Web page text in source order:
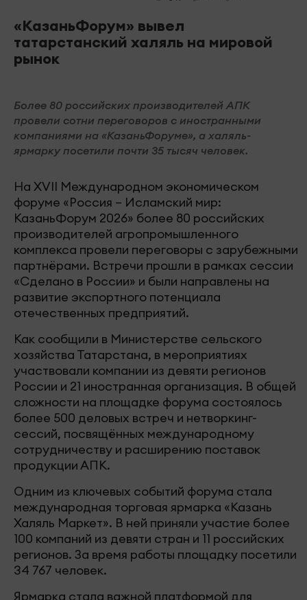
«КазаньФорум» вывел
татарстанский халяль на мировой
рынок
Более 80 российских производителей АПК
провели сотни переговоров с иностранными
компаниями на «КазаньФоруме», а халяль-
ярмарку посетили почти 35 тысяч человек.
На XVII Международном экономическом
форуме «Россия – Исламский мир:
КазаньФорум 2026» более 80 российских
производителей агропромышленного
комплекса провели переговоры с зарубежными
партнёрами. Встречи прошли в рамках сессии
«Сделано в России» и были направлены на
развитие экспортного потенциала
отечественных предприятий.
Как сообщили в Министерстве сельского
хозяйства Татарстана, в мероприятиях
участвовали компании из девяти регионов
России и 21 иностранная организация. В общей
сложности на площадке форума состоялось
более 500 деловых встреч и нетворкинг-
сессий, посвящённых международному
сотрудничеству и расширению поставок
продукции АПК.
Одним из ключевых событий форума стала
международная торговая ярмарка «Казань
Халяль Маркет». В ней приняли участие более
100 компаний из девяти стран и 11 российских
регионов. За время работы площадку посетили
34 767 человек.
Ярмарка стала важной платформой для